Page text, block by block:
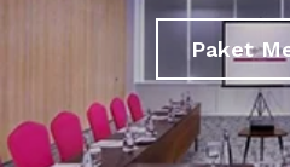
Paket